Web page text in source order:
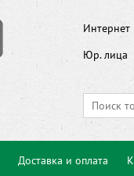
Интернет
Юр. лица
Доставка и оплата